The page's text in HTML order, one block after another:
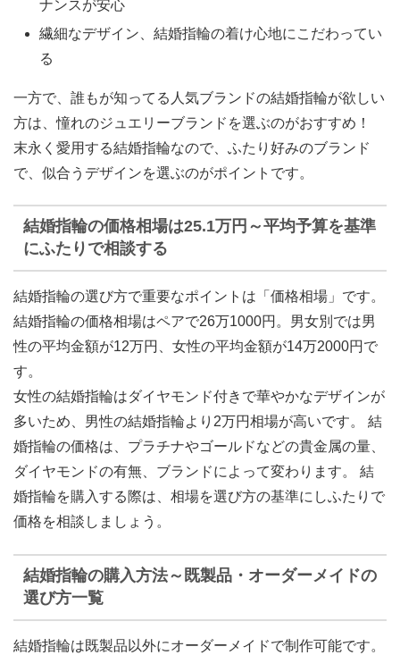
ナンスが安心
繊細なデザイン、結婚指輪の着け心地にこだわってい
る
一方で、誰もが知ってる人気ブランドの結婚指輪が欲しい
方は、憧れのジュエリーブランドを選ぶのがおすすめ！
末永く愛用する結婚指輪なので、ふたり好みのブランド
で、似合うデザインを選ぶのがポイントです。
結婚指輪の価格相場は25.1万円～平均予算を基準
にふたりで相談する
結婚指輪の選び方で重要なポイントは「価格相場」です。
結婚指輪の価格相場はペアで26万1000円 。男女別では男
性の平均金額が12万円、女性の平均金額が14万2000円で
す。
女性の結婚指輪はダイヤモンド付きで華やかなデザインが
多いため、男性の結婚指輪より2万円相場が高いです。 結
婚指輪の価格は、 プラチナやゴールドなどの貴金属の量、
ダイヤモンドの有無、ブランドによって変わります。 結
婚指輪を購入する際は、相場を選び方の基準にしふたりで
価格を相談しましょう。
結婚指輪の購入方法～既製品・オーダーメイドの
選び方一覧
結婚指輪は既製品以外にオーダーメイドで制作可能です。